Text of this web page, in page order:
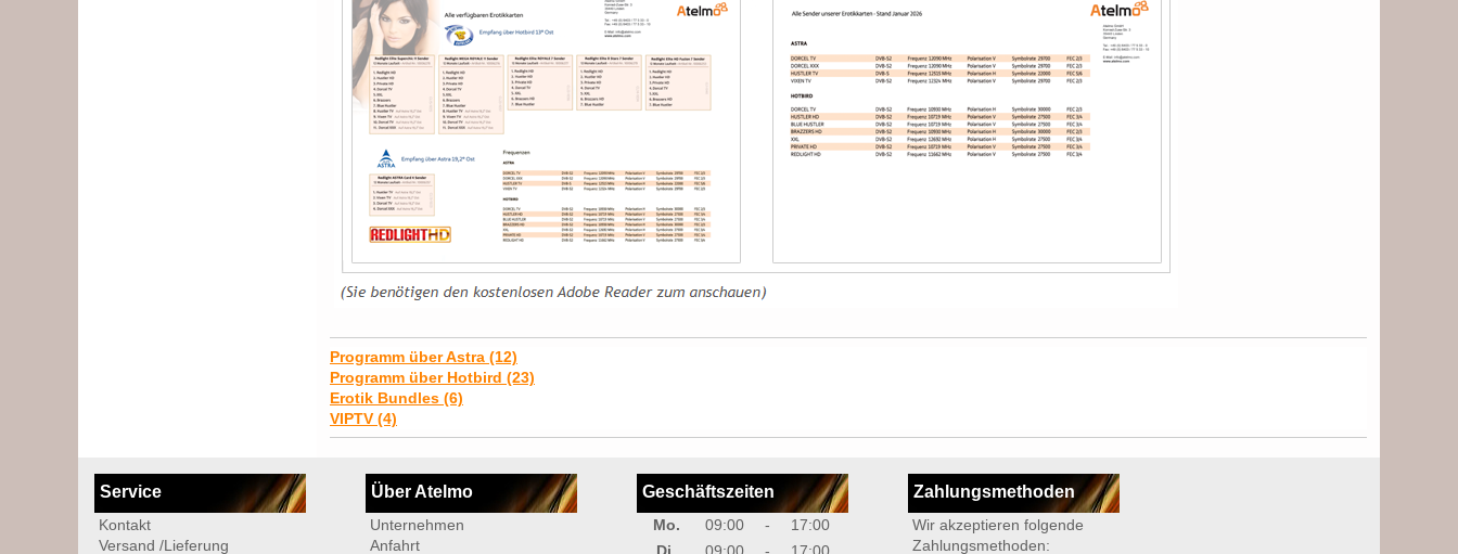
Programm über Astra (12)
Programm über Hotbird (23)
Erotik Bundles (6)
VIPTV (4)
Service
Kontakt
Versand /Lieferung
Über Atelmo
Unternehmen
Anfahrt
Geschäftszeiten
Mo. 09:00 -
17:00
Di.
09:00 - 17:00
Zahlungsmethoden
Wir akzeptieren folgende
Zahlungsmethoden: